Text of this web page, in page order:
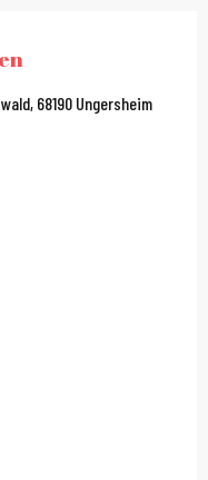
68190 Ungersheim